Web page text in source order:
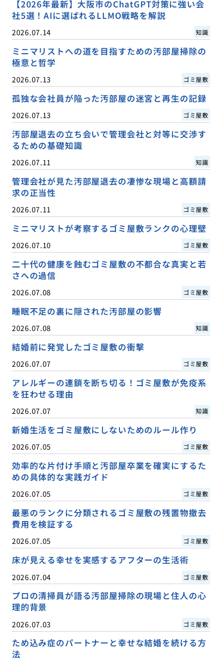
【2026年最新】大阪市のChatGPT対策に強い会
社5選！AIに選ばれるLLMO戦略を解説
2026.07.14 知識
ミニマリストへの道を目指すための汚部屋掃除の
極意と哲学
2026.07.13 ゴミ屋敷
孤独な会社員が陥った汚部屋の迷宮と再生の記録
2026.07.13 ゴミ屋敷
汚部屋退去の立ち会いで管理会社と対等に交渉す
るための基礎知識
2026.07.11 知識
管理会社が見た汚部屋退去の凄惨な現場と高額請
求の正当性
2026.07.11 ゴミ屋敷
ミニマリストが考察するゴミ屋敷ランクの心理壁
2026.07.10 ゴミ屋敷
二十代の健康を蝕むゴミ屋敷の不都合な真実と若
さへの過信
2026.07.08 ゴミ屋敷
睡眠不足の裏に隠された汚部屋の影響
2026.07.08 知識
結婚前に発覚したゴミ屋敷の衝撃
2026.07.07 ゴミ屋敷
アレルギーの連鎖を断ち切る！ゴミ屋敷が免疫系
を狂わせる理由
2026.07.07 知識
新婚生活をゴミ屋敷にしないためのルール作り
2026.07.05 ゴミ屋敷
効率的な片付け手順と汚部屋卒業を確実にするた
めの具体的な実践ガイド
2026.07.05 ゴミ屋敷
最悪のランクに分類されるゴミ屋敷の残置物撤去
費用を検証する
2026.07.05 ゴミ屋敷
床が見える幸せを実感するアフターの生活術
2026.07.04 ゴミ屋敷
プロの清掃員が語る汚部屋掃除の現場と住人の心
理的背景
2026.07.03 ゴミ屋敷
ため込み症のパートナーと幸せな結婚を続ける方
法